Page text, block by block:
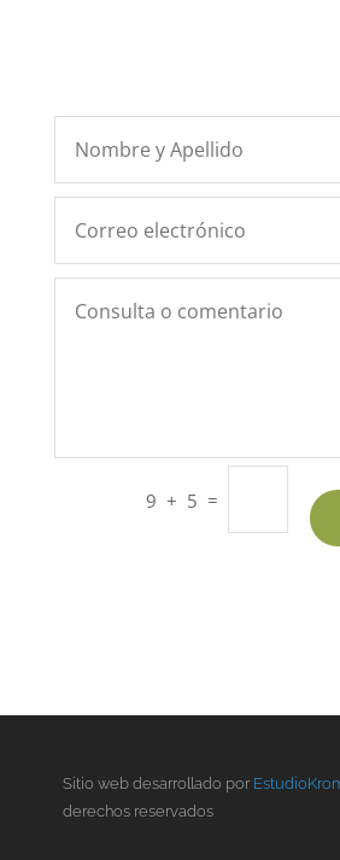
9 + 5 =
Sitio web desarrollado por
derechos reservados